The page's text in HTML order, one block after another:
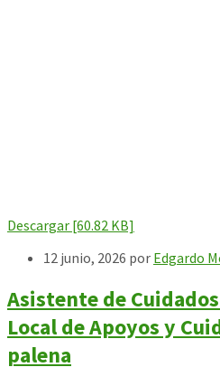
Descargar [60.82 KB]
12 junio, 2026 por Edgardo
Asistente de
Local de Apoyos y
palena